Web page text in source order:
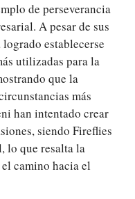
de perseverancia
A pesar de sus
establecerse
utilizadas para la
que la
más
han intentado crear
siendo Fireflies
lo que resalta la
camino hacia el